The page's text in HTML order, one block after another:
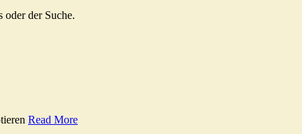
oder der Suche.
Read More